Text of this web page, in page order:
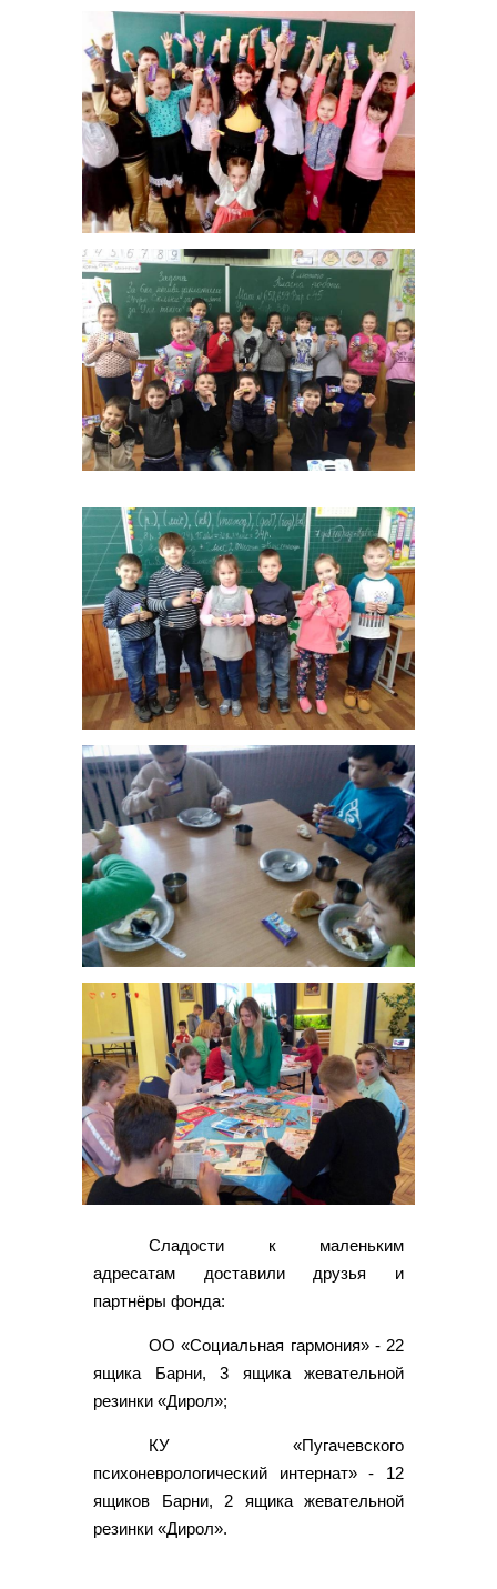
Сладости к маленьким
адресатам доставили друзья и
партнёры фонда:
ОО «Социальная гармония» - 22
ящика Барни, 3 ящика жевательной
резинки «Дирол»;
КУ «Пугачевского
психоневрологический интернат» - 12
ящиков Барни, 2 ящика жевательной
резинки «Дирол».